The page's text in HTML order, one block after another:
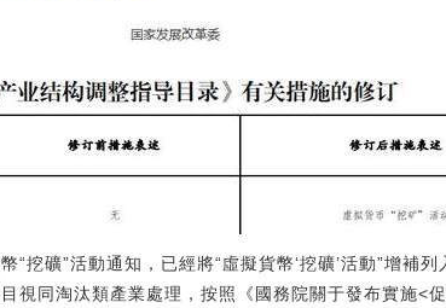
“挖礦”活動通知，已經將“虛擬貨幣‘挖礦’活動”增補
視同淘汰類產業處理，按照《國務院關于發布實施<